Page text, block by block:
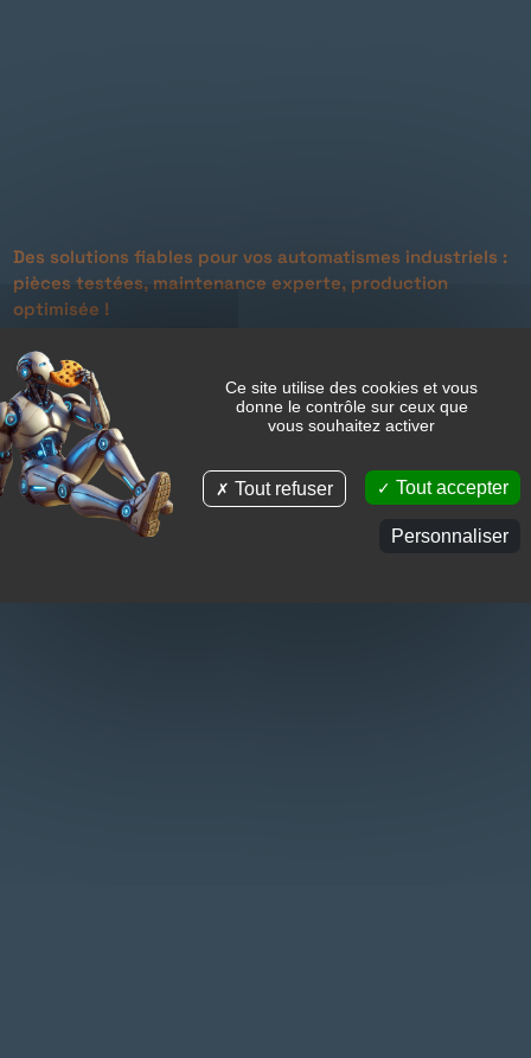
Ce site utilise des cookies et vous
donne le contrôle sur ceux que
vous souhaitez activer
Tout accepter
Tout refuser
Personnaliser
Des solutions fiables pour vos automatismes industriels :
pièces testées, maintenance experte, production
optimisée !
OLD AUTOMATION
Optimisez votre production avec des automatismes
fiables.
Matériels testés, services de maintenance experts –
qualité et
performance garanties.